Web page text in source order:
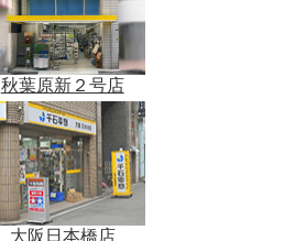
秋葉原新２号店
大阪日本橋店